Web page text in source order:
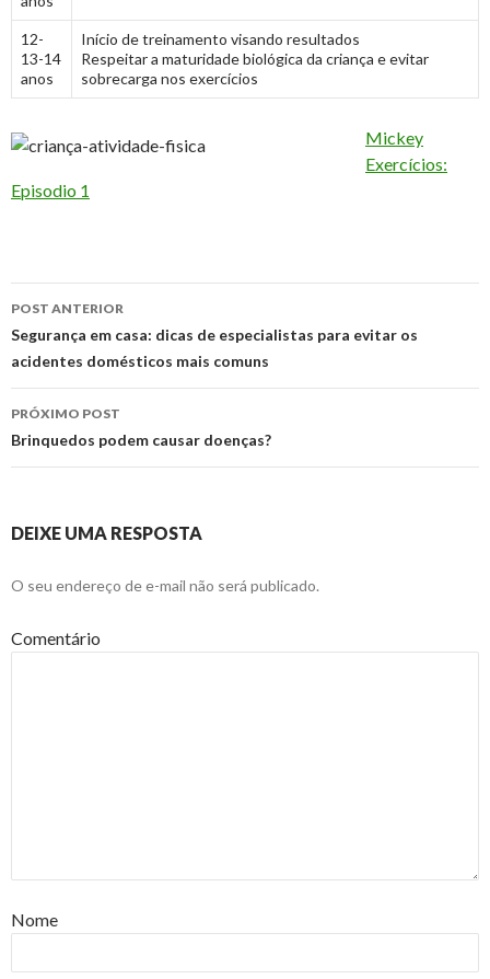
12-
13-14
anos
Início de treinamento visando resultados
Respeitar a maturidade biológica da criança e evitar
sobrecarga nos exercícios
Mickey
Exercícios:
Episodio 1
Navegação
de
posts
POST ANTERIOR
Segurança em casa: dicas de especialistas para evitar os
acidentes domésticos mais comuns
PRÓXIMO POST
Brinquedos podem causar doenças?
DEIXE UMA RESPOSTA
O seu endereço de e-mail não será publicado.
Comentário
Nome